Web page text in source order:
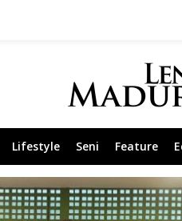
Lifestyle Seni Feature